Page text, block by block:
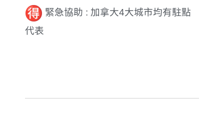
緊急協助 : 加拿大4大城市均有駐點
代表